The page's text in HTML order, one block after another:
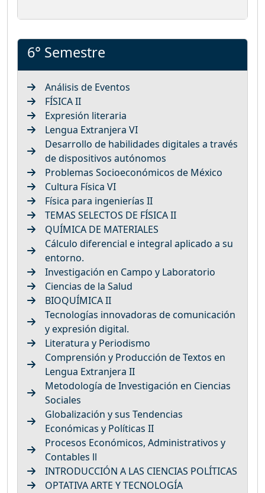
6° Semestre
Análisis de Eventos
FÍSICA II
Expresión literaria
Lengua Extranjera VI
Desarrollo de habilidades digitales a través
de dispositivos autónomos
Problemas Socioeconómicos de México
Cultura Física VI
Física para ingenierías II
TEMAS SELECTOS DE FÍSICA II
QUÍMICA DE MATERIALES
Cálculo diferencial e integral aplicado a su
entorno.
Investigación en Campo y Laboratorio
Ciencias de la Salud
BIOQUÍMICA II
Tecnologías innovadoras de comunicación
y expresión digital.
Literatura y Periodismo
Comprensión y Producción de Textos en
Lengua Extranjera II
Metodología de Investigación en Ciencias
Sociales
Globalización y sus Tendencias
Económicas y Políticas II
Procesos Económicos, Administrativos y
Contables ll
INTRODUCCIÓN A LAS CIENCIAS POLÍTICAS
OPTATIVA ARTE Y TECNOLOGÍA